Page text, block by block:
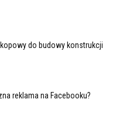
do budowy konstrukcji
reklama na Facebooku?